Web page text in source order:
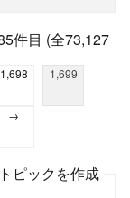
件目 (全73,127
1,698 1,699
→
ピックを作成